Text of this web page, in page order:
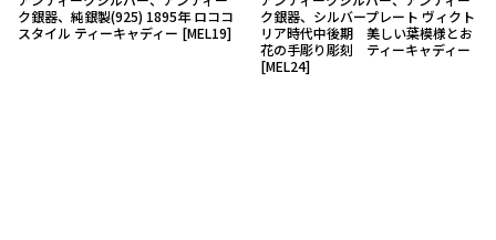
ク銀器、純銀製(925) 1895年 ロココ
スタイル ティーキャディー [MEL19]
ク銀器、シルバープレート ヴィクト
リア時代中後期 美しい葉模様とお
花の手彫り彫刻 ティーキャディー
[MEL24]